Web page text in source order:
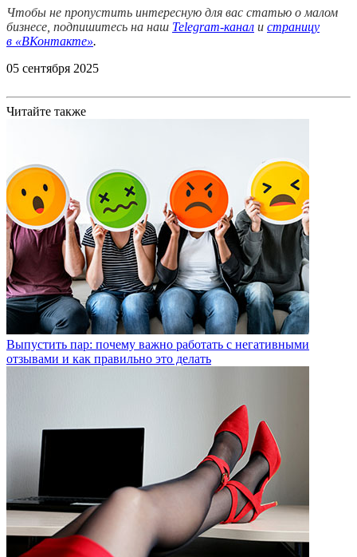
Чтобы не пропустить интересную для вас статью о малом
бизнесе, подпишитесь на наш Telegram-канал и страницу
в «ВКонтакте».
05 сентября 2025
Читайте также
Выпустить пар: почему важно работать с негативными
отзывами и как правильно это делать